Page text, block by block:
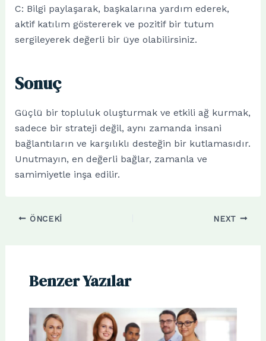
C: Bilgi paylaşarak, başkalarına yardım ederek,
aktif katılım göstererek ve pozitif bir tutum
sergileyerek değerli bir üye olabilirsiniz.
Sonuç
Güçlü bir topluluk oluşturmak ve etkili ağ kurmak,
sadece bir strateji değil, aynı zamanda insani
bağlantıların ve karşılıklı desteğin bir kutlamasıdır.
Unutmayın, en değerli bağlar, zamanla ve
samimiyetle inşa edilir.
ÖNCEKI NEXT
Benzer Yazılar